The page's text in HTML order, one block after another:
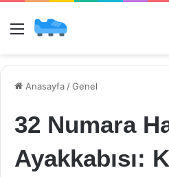
Menü
Anasayfa /Genel
32 Numara
Ayakkabısı: